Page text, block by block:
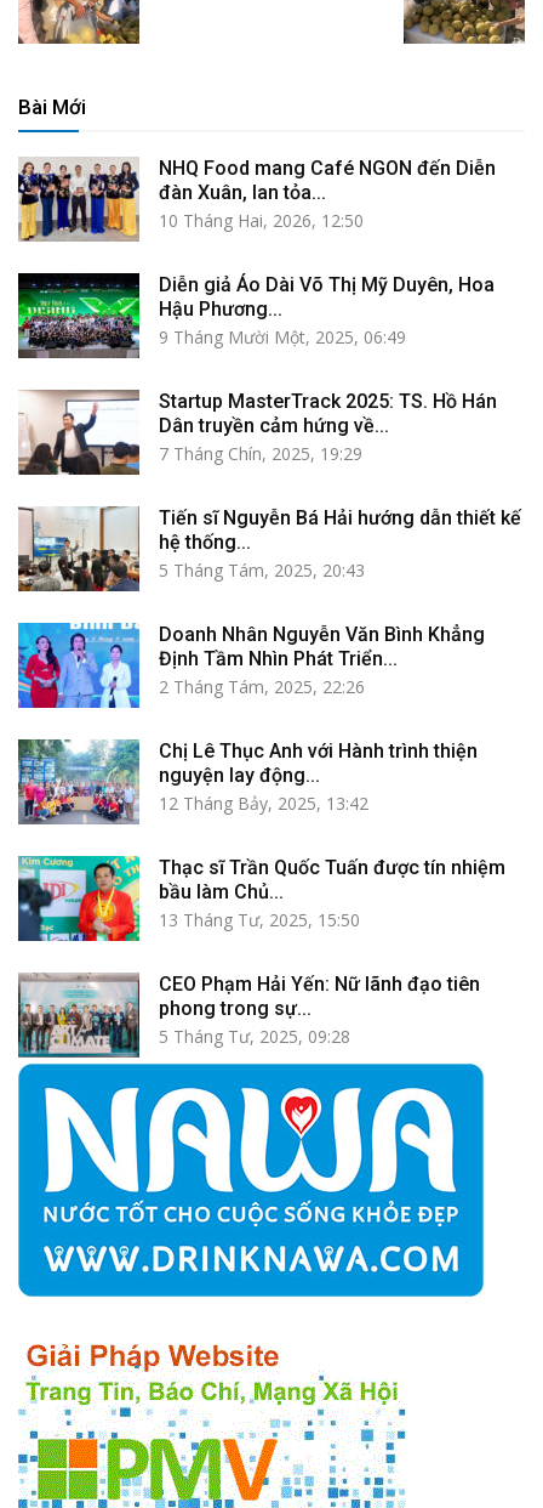
Bài Mới
NHQ Food mang Café NGON đến Diễn
đàn Xuân, lan tỏa...
10 Tháng Hai, 2026, 12:50
Diễn giả Áo Dài Võ Thị Mỹ Duyên, Hoa
Hậu Phương...
9 Tháng Mười Một, 2025, 06:49
Startup MasterTrack 2025: TS. Hồ Hán
Dân truyền cảm hứng về...
7 Tháng Chín, 2025, 19:29
Tiến sĩ Nguyễn Bá Hải hướng dẫn thiết kế
hệ thống...
5 Tháng Tám, 2025, 20:43
Doanh Nhân Nguyễn Văn Bình Khẳng
Định Tầm Nhìn Phát Triển...
2 Tháng Tám, 2025, 22:26
Chị Lê Thục Anh với Hành trình thiện
nguyện lay động...
12 Tháng Bảy, 2025, 13:42
Thạc sĩ Trần Quốc Tuấn được tín nhiệm
bầu làm Chủ...
13 Tháng Tư, 2025, 15:50
CEO Phạm Hải Yến: Nữ lãnh đạo tiên
phong trong sự...
5 Tháng Tư, 2025, 09:28